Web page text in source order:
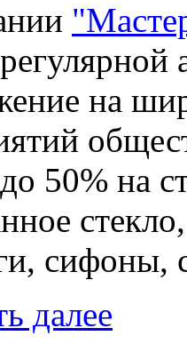
на
50% на
сифоны,
далее